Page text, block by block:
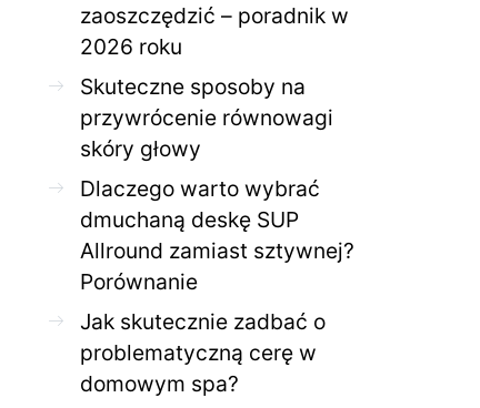
ZDROWE CIAŁO
Jak skutecznie zadbać o
problematyczną cerę w
domowym spa?
28 KWIETNIA 2026 27 KWIETNIA 2026
zaoszczędzić – poradnik w
2026 roku
Skuteczne sposoby na
przywrócenie równowagi
skóry głowy
Dlaczego warto wybrać
dmuchaną deskę SUP
Allround zamiast sztywnej?
Porównanie
Jak skutecznie zadbać o
problematyczną cerę w
domowym spa?